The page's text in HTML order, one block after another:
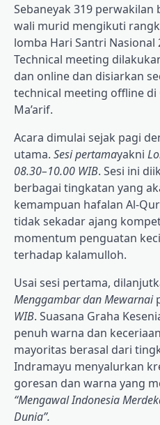
Sebaneyak 319
wali murid mengikuti
lomba Hari Santri Nasional
Technical meeting
dan online dan disiarkan
technical meeting offline di
Ma’arif.
Acara dimulai sejak pagi
utama. Sesi pertamayakni
08.30–10.00 WIB. Sesi ini
berbagai tingkatan yang
kemampuan hafalan Al-
tidak sekadar ajang
momentum penguatan
terhadap kalamulloh.
Usai sesi pertama,
Menggambar dan Mewarnai
WIB. Suasana Graha
penuh warna dan
mayoritas berasal dari
Indramayu menyalurkan
goresan dan warna yang
“Mengawal Indonesia
Dunia”.